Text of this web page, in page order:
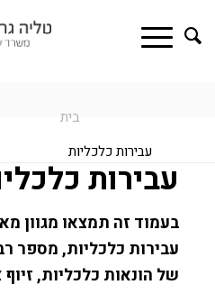
בית
עבירות כלכליות
עבירות
בעמוד זה תמצאו מגוון
עבירות כלכליות, מספר
של הונאות כלכליות,